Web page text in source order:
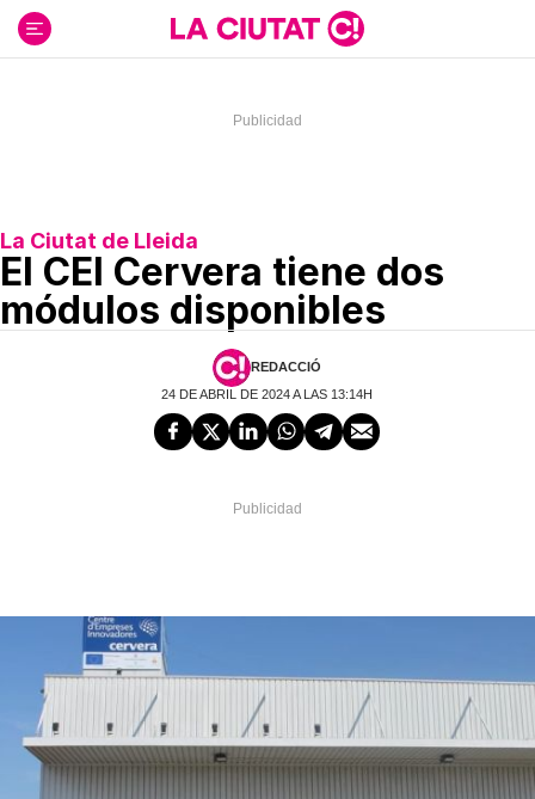
contenido
La Ciutat de Lleida
El CEI Cervera tiene dos
módulos disponibles
REDACCIÓ
24 DE ABRIL DE 2024 A LAS 13:14H